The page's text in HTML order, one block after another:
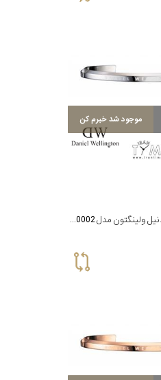
موجود شد خبرم کن
زیور آلات و جواهر دنیل ولینگتون مدل DW00400002